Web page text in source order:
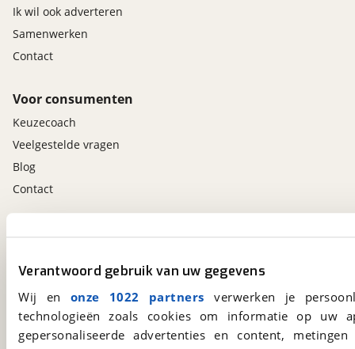
Verantwoord gebruik van uw gegevens
Wij en onze 1022 partners verwerken je
technologieën zoals cookies om informatie op
gepersonaliseerde advertenties en content,
Ik wil ook adverteren
Samenwerken
Contact
Voor consumenten
Keuzecoach
Veelgestelde vragen
Blog
Contact
viaBOVAG.nl
viaBOVAG.nl app
Altijd het meest recente aanbod bij de hand.
Download 'm nu.